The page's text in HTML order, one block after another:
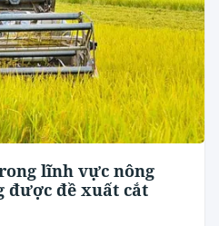
lĩnh vực nông
được đề xuất cắt